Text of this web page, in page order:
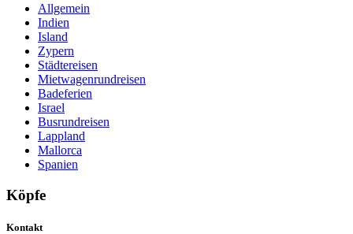
Allgemein
Indien
Island
Zypern
Städtereisen
Mietwagenrundreisen
Badeferien
Israel
Busrundreisen
Lappland
Mallorca
Spanien
Köpfe
Kontakt